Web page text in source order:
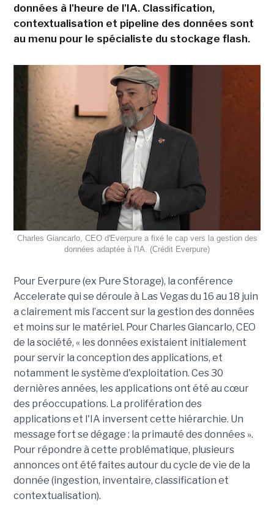
données à l'heure de l'IA. Classification,
contextualisation et pipeline des données sont
au menu pour le spécialiste du stockage flash.
Charles Giancarlo, CEO d'Everpure a fixé le cap vers la gestion des
données adaptée à l'IA. (Crédit Everpure)
Pour Everpure (ex Pure Storage), la conférence
Accelerate qui se déroule à Las Vegas du 16 au 18 juin
a clairement mis l’accent sur la gestion des données
et moins sur le matériel. Pour Charles Giancarlo, CEO
de la société, « les données existaient initialement
pour servir la conception des applications, et
notamment le système d'exploitation. Ces 30
dernières années, les applications ont été au cœur
des préoccupations. La prolifération des
applications et l'IA inversent cette hiérarchie. Un
message fort se dégage : la primauté des données ».
Pour répondre à cette problématique, plusieurs
annonces ont été faites autour du cycle de vie de la
donnée (ingestion, inventaire, classification et
contextualisation).